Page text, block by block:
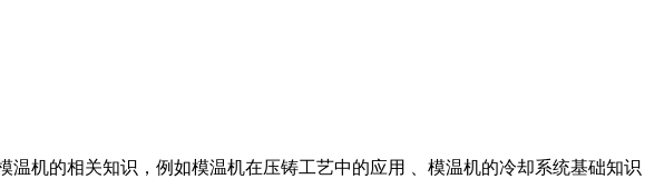
机的相关知识，例如模温机在压铸工艺中的应用 、模温机的冷却系统基础知识